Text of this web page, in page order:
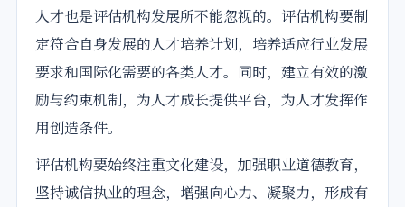
人才也是评估机构发展所不能忽视的。评估机构要制
定符合自身发展的人才培养计划，培养适应行业发展
要求和国际化需要的各类人才。同时，建立有效的激
励与约束机制，为人才成长提供平台，为人才发挥作
用创造条件。
评估机构要始终注重文化建设，加强职业道德教育，
坚持诚信执业的理念，增强向心力、凝聚力，形成有